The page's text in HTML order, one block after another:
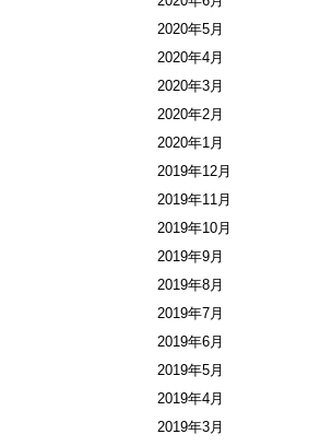
2020年5月
2020年4月
2020年3月
2020年2月
2020年1月
2019年12月
2019年11月
2019年10月
2019年9月
2019年8月
2019年7月
2019年6月
2019年5月
2019年4月
2019年3月